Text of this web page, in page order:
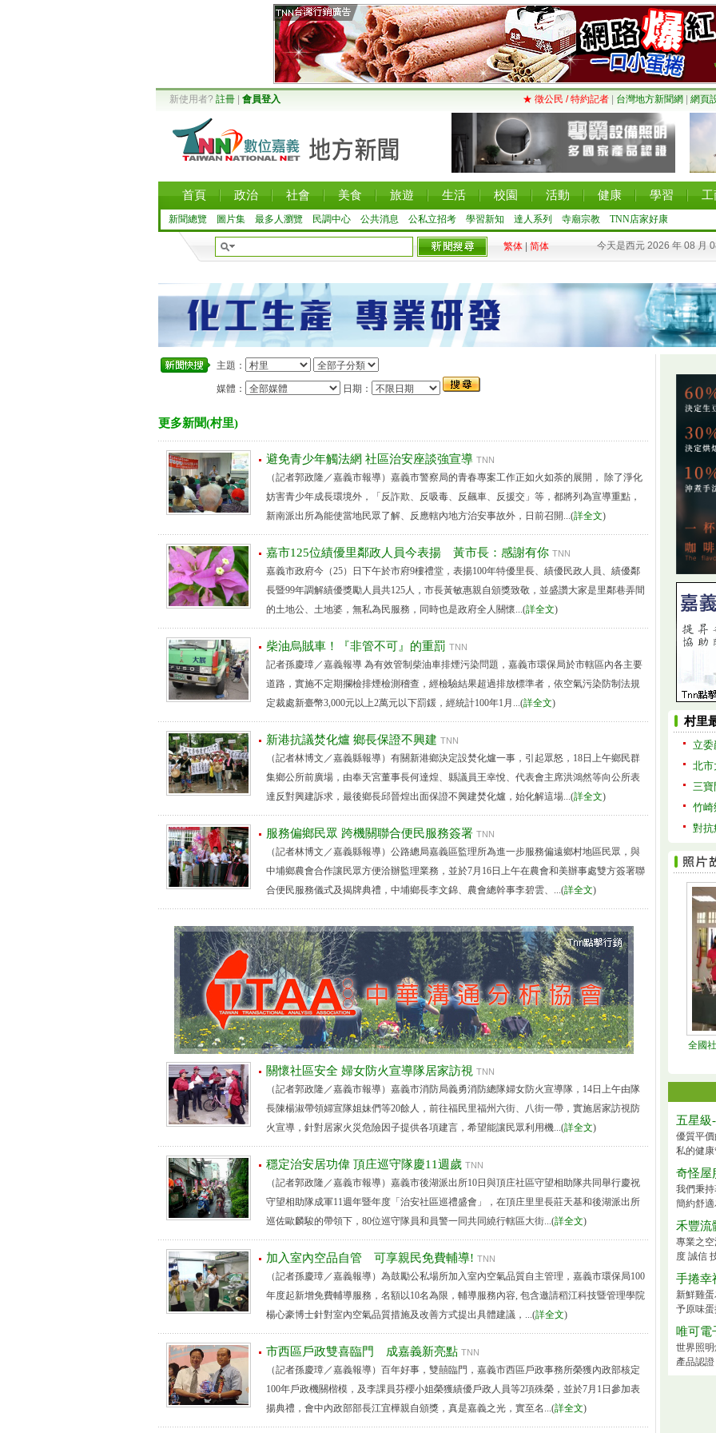
新使用者? 註冊 會員登入 ★ 徵公民 / 特約記者 台灣地方新聞網 網頁
首頁 政治 社會 美食 旅遊 生活 校園 活動 健康 學習 工
新聞總覽 圖片集 最多人瀏覽 民調中心 公共消息 公私立招考 學習新知 達人系列 寺廟宗教 TNN店家好康
繁体 简体 今天是西元 2026 年 08 月
主題：
媒體： 日期：
更多新聞(村里)
避免青少年觸法網 社區治安座談強宣導 TNN
（記者郭政隆／嘉義市報導）嘉義市警察局的青春專案工作正如火如荼的展開， 除了淨化
妨害青少年成長環境外，「反詐欺、反吸毒、反飆車、反援交」等，都將列為宣導重點，
新南派出所為能使當地民眾了解、反應轄內地方治安事故外，日前召開...(詳全文)
嘉市125位績優里鄰政人員今表揚 黃市長：感謝有你 TNN
嘉義市政府今（25）日下午於市府9樓禮堂，表揚100年特優里長、績優民政人員、績優鄰
長暨99年調解績優獎勵人員共125人，市長黃敏惠親自頒獎致敬，並盛讚大家是里鄰巷弄間
的土地公、土地婆，無私為民服務，同時也是政府全人關懷...(詳全文)
柴油烏賊車！『非管不可』的重罰 TNN
記者孫慶璋／嘉義報導 為有效管制柴油車排煙污染問題，嘉義市環保局於市轄區內各主要
道路，實施不定期攔檢排煙檢測稽查，經檢驗結果超過排放標準者，依空氣污染防制法規
定裁處新臺幣3,000元以上2萬元以下罰鍰，經統計100年1月...(詳全文)
新港抗議焚化爐 鄉長保證不興建 TNN
（記者林博文／嘉義縣報導）有關新港鄉決定設焚化爐一事，引起眾怒，18日上午鄉民群
集鄉公所前廣場，由奉天宮董事長何達煌、縣議員王幸悅、代表會主席洪鴻然等向公所表
達反對興建訴求，最後鄉長邱晉煌出面保證不興建焚化爐，始化解這場...(詳全文)
服務偏鄉民眾 跨機關聯合便民服務簽署 TNN
（記者林博文／嘉義縣報導）公路總局嘉義區監理所為進一步服務偏遠鄉村地區民眾，與
中埔鄉農會合作讓民眾方便洽辦監理業務，並於7月16日上午在農會和美辦事處雙方簽署聯
合便民服務儀式及揭牌典禮，中埔鄉長李文錦、農會總幹事李碧雲、...(詳全文)
關懷社區安全 婦女防火宣導隊居家訪視 TNN
（記者郭政隆／嘉義市報導）嘉義市消防局義勇消防總隊婦女防火宣導隊，14日上午由隊
長陳楊淑帶領婦宣隊姐妹們等20餘人，前往福民里福州六街、八街一帶，實施居家訪視防
火宣導，針對居家火災危險因子提供各項建言，希望能讓民眾利用機...(詳全文)
穩定治安居功偉 頂庄巡守隊慶11週歲 TNN
（記者郭政隆／嘉義市報導）嘉義市後湖派出所10日與頂庄社區守望相助隊共同舉行慶祝
守望相助隊成軍11週年暨年度「治安社區巡禮盛會」，在頂庄里里長莊天基和後湖派出所
巡佐歐麟駿的帶領下，80位巡守隊員和員警一同共同繞行轄區大街...(詳全文)
加入室內空品自管 可享親民免費輔導! TNN
（記者孫慶璋／嘉義報導）為鼓勵公私場所加入室內空氣品質自主管理，嘉義市環保局100
年度起新增免費輔導服務，名額以10名為限，輔導服務內容, 包含邀請稻江科技暨管理學院
楊心豪博士針對室內空氣品質措施及改善方式提出具體建議，...(詳全文)
市西區戶政雙喜臨門 成嘉義新亮點 TNN
（記者孫慶璋／嘉義報導）百年好事，雙囍臨門，嘉義市西區戶政事務所榮獲內政部核定
100年戶政機關楷模，及李課員芬櫻小姐榮獲績優戶政人員等2項殊榮，並於7月1日參加表
揚典禮，會中內政部部長江宜樺親自頒獎，真是嘉義之光，實至名...(詳全文)
村里
立
北市
三寶
竹崎
對抗
全國
五星級
優質平
私的健
奇怪屋
我們秉
簡約舒
禾豐流
專業之
度 誠信
手捲幸
新鮮雞
予原味
唯可電
世界照
產品認